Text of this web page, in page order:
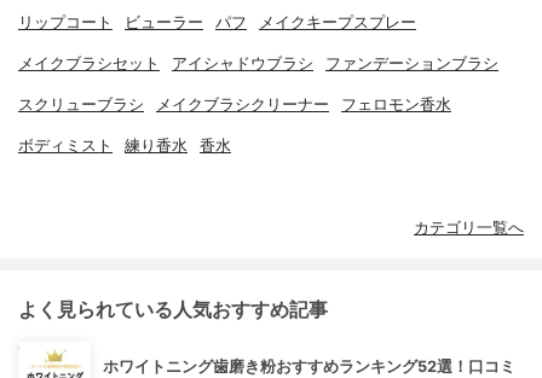
リップコート ビューラー パフ メイクキープスプレー
メイクブラシセット アイシャドウブラシ ファンデーションブラシ
スクリューブラシ メイクブラシクリーナー フェロモン香水
ボディミスト 練り香水 香水
カテゴリ一覧へ
よく見られている人気おすすめ記事
ホワイトニング歯磨き粉おすすめランキング52選！口コミ